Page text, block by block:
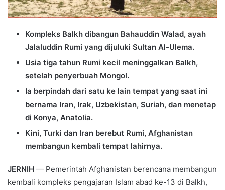
Kompleks Balkh dibangun Bahauddin Walad, ayah
Jalaluddin Rumi yang dijuluki Sultan Al-Ulema.
Usia tiga tahun Rumi kecil meninggalkan Balkh,
setelah penyerbuah Mongol.
Ia berpindah dari satu ke lain tempat yang saat ini
bernama Iran, Irak, Uzbekistan, Suriah, dan menetap
di Konya, Anatolia.
Kini, Turki dan Iran berebut Rumi, Afghanistan
membangun kembali tempat lahirnya.
JERNIH — Pemerintah Afghanistan berencana membangun
kembali kompleks pengajaran Islam abad ke-13 di Balkh,